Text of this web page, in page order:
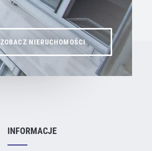
ZOBACZ NIERUCHOMOŚCI
INFORMACJE